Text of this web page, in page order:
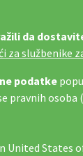
da
za službenike
podatke
pravnih
United States